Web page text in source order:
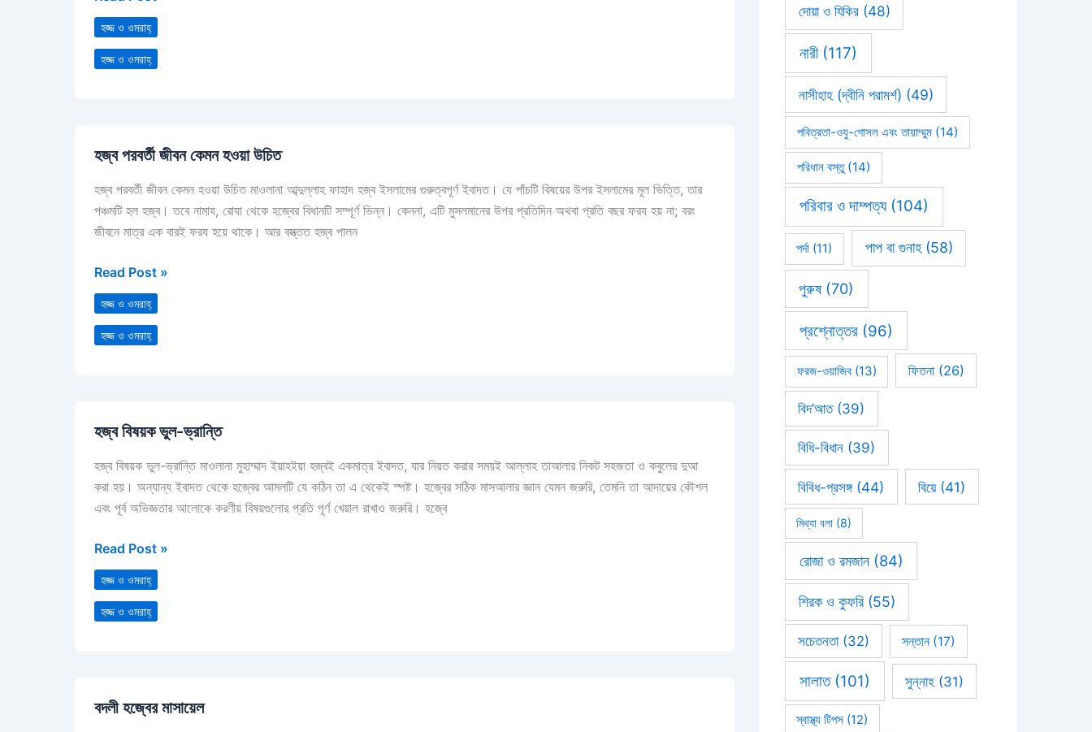
হজ্জ ও ওমরাহ্‌
হজ্জ ও ওমরাহ্‌
হজ্ব পরবর্তী জীবন কেমন হওয়া উচিত
হজ্ব পরবর্তী জীবন কেমন হওয়া উচিত মাওলানা আব্দুল্লাহ ফাহাদ হজ্ব ইসলামের গুরুত্বপূর্ণ ইবাদত। যে পাঁচটি বিষয়ের উপর ইসলামের মূল ভিত্তি, তার
পঞ্চমটি হল হজ্ব। তবে নামায, রোযা থেকে হজ্বের বিধানটি সম্পূর্ণ ভিন্ন। কেননা, এটি মুসলমানের উপর প্রতিদিন অথবা প্রতি বছর ফরয হয় না; বরং
জীবনে মাত্র এক বারই ফরয হয়ে থাকে। আর বস্ত্তত হজ্ব পালন
পরবর্তী
কেমন
হওয়া
উচিত
Read Post »
হজ্জ ও ওমরাহ্‌
হজ্জ ও ওমরাহ্‌
হজ্ব বিষয়ক ভুল-ভ্রান্তি
হজ্ব বিষয়ক ভুল-ভ্রান্তি মাওলানা মুহাম্মাদ ইয়াহইয়া হজ্বই একমাত্র ইবাদত, যার নিয়ত করার সময়ই আল্লাহ তাআলার নিকট সহজতা ও কবুলের দুআ
করা হয়। অন্যান্য ইবাদত থেকে হজ্বের আমলটি যে কঠিন তা এ থেকেই স্পষ্ট। হজ্বের সঠিক মাসআলার জ্ঞান যেমন জরুরি, তেমনি তা আদায়ের কৌশল
এবং পূর্ব অভিজ্ঞতার আলোকে করণীয় বিষয়গুলোর প্রতি পূর্ণ খেয়াল রাখাও জরুরি। হজ্বে
বিষয়ক
ভ্রান্তি
Read Post »
হজ্জ ও ওমরাহ্‌
হজ্জ ও ওমরাহ্‌
বদলী হজ্বের মাসায়েল
হজ্বের
দোয়া ও যিকির(48)
নারী(117)
নাসীহাহ (দ্বীনি পরামর্শ) (49)
পবিত্রতা-ওযু-গোসল এবং তায়াম্মুম(14)
পরিধান বস্তু(14)
পরিবার ও দাম্পত্য(104)
পর্দা (11) পাপ বা গুনাহ(58)
পুরুষ (70)
প্রশ্নোত্তর(96)
ফরজ-ওয়াজিব(13) ফিতনা(26)
বিদ’আত(39)
বিধি-বিধান (39)
বিবিধ-প্রসঙ্গ(44) বিয়ে(41)
মিথ্যা বলা(8)
রোজা ও রমজান(84)
শিরক ও কুফরি(55)
সচেতনতা(32) সন্তান(17)
সালাত(101) সুন্নাহ(31)
স্বাস্থ্য টিপস (12)